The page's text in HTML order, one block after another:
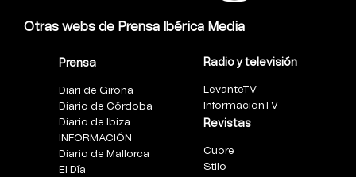
Otras webs de Prensa Ibérica Media
Prensa
Diari de Girona
Diario de Córdoba
Diario de Ibiza
INFORMACIÓN
Diario de Mallorca
El Día
Radio y televisión
LevanteTV
InformacionTV
Revistas
Cuore
Stilo